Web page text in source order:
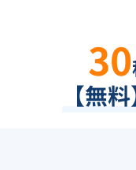
30
【無